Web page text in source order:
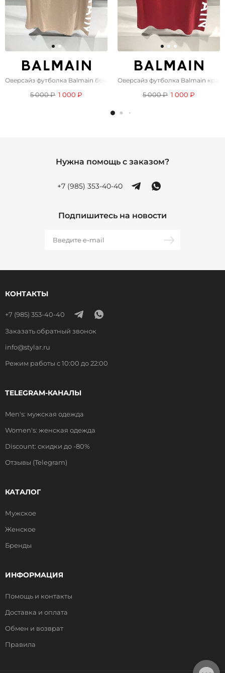
Оверсайз футболка Balmain бежевого цвета
5 000 ₽ 1 000 ₽
Оверсайз футболка Balmain
5 000 ₽ 1 000 ₽
Нужна помощь с заказом?
+7 (985) 353-40-40
Подпишитесь на новости
КОНТАКТЫ
+7 (985) 353-40-40
Заказать обратный звонок
info@stylar.ru
Режим работы с 10:00 до 22:00
TELEGRAM-КАНАЛЫ
Men's: мужская одежда
Women's: женская одежда
Discount: скидки до -80%
Отзывы (Telegram)
КАТАЛОГ
Мужское
Женское
Бренды
ИНФОРМАЦИЯ
Помощь и контакты
Доставка и оплата
Обмен и возврат
Правила